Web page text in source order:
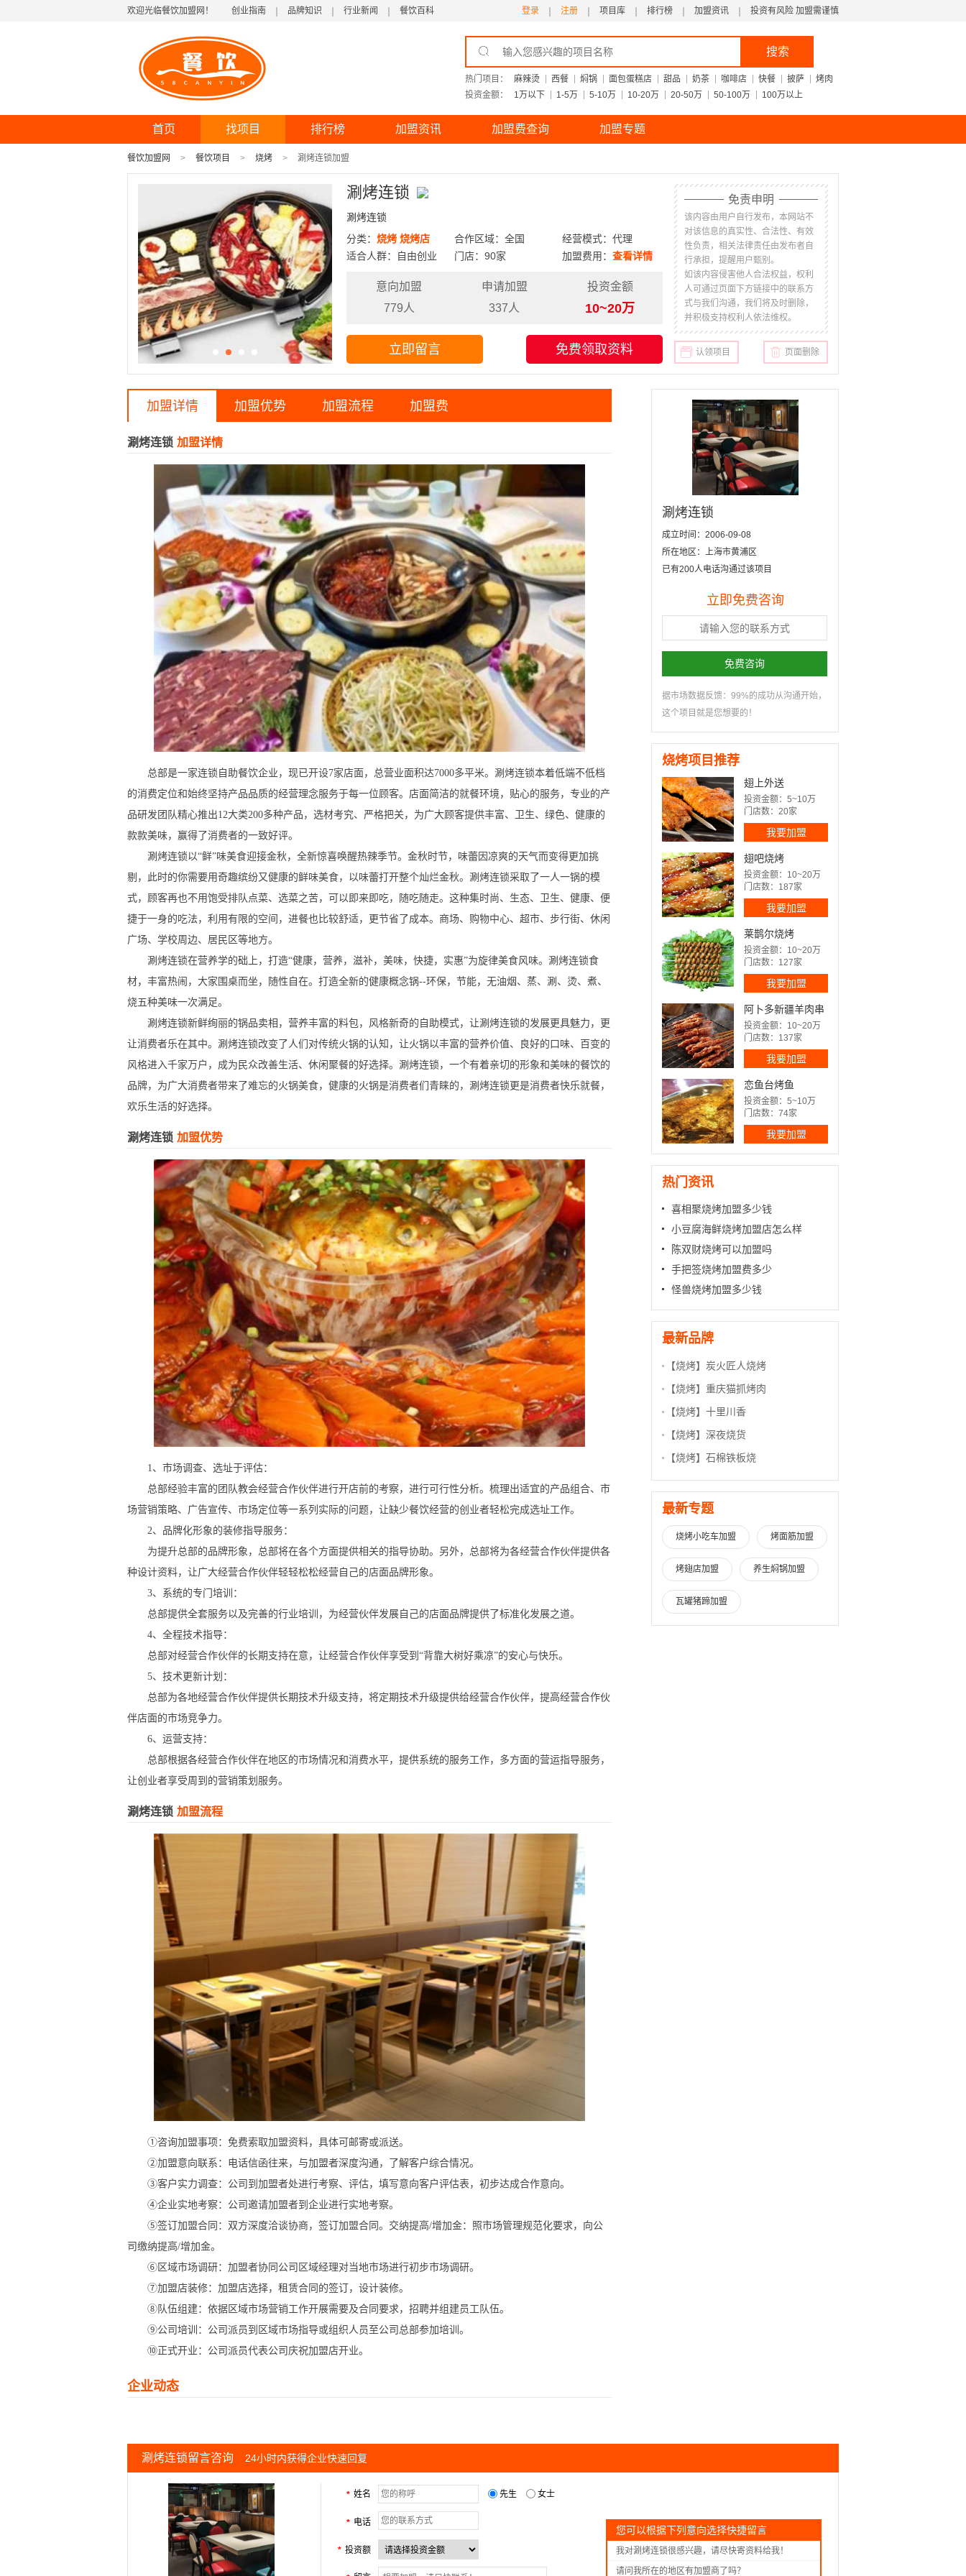
欢迎光临餐饮加盟网！ 创业指南 品牌知识 行业新闻 餐饮百科 投资有风险 加盟需谨慎
加盟资讯
排行榜
项目库
注册
登录
搜索
热门项目： 麻辣烫 西餐 焖锅 面包蛋糕店 甜品 奶茶 咖啡店 快餐 披萨
烤肉
投资金额：
1万以下 1-5万 5-10万 10-20万 20-50万 50-100万 100万以上
首页 找项目 排行榜 加盟资讯 加盟费查询 加盟专题
餐饮加盟网 餐饮项目 烧烤 涮烤连锁加盟
涮烤连锁
涮烤连锁
分类： 烧烤 烧烤店
适合人群：自由创业
合作区域：全国
门店：90家
经营模式：代理
加盟费用： 查看详情
意向加盟
779人
申请加盟
337人
投资金额
10~20万
立即留言 免费领取资料
免责申明
该内容由用户自行发布，本网站不
对该信息的真实性、合法性、有效
性负责，相关法律责任由发布者自
行承担，提醒用户甄别。
如该内容侵害他人合法权益，权利
人可通过页面下方链接中的联系方
式与我们沟通，我们将及时删除，
并积极支持权利人依法维权。
认领项目 页面删除
加盟详情 加盟优势 加盟流程 加盟费
涮烤连锁 加盟详情
总部是一家连锁自助餐饮企业，现已开设7家店面，总营业面积达7000多平米。涮烤连锁本着低端不低档
的消费定位和始终坚持产品品质的经营理念服务于每一位顾客。店面简洁的就餐环境，贴心的服务，专业的产
品研发团队精心推出12大类200多种产品，选材考究、严格把关，为广大顾客提供丰富、卫生、绿色、健康的
款款美味，赢得了消费者的一致好评。
涮烤连锁以“鲜”味美食迎接金秋，全新惊喜唤醒热辣季节。金秋时节，味蕾因凉爽的天气而变得更加挑
剔，此时的你需要用奇趣缤纷又健康的鲜味美食，以味蕾打开整个灿烂金秋。涮烤连锁采取了一人一锅的模
式，顾客再也不用饱受排队点菜、选菜之苦，可以即来即吃，随吃随走。这种集时尚、生态、卫生、健康、便
捷于一身的吃法，利用有限的空间，进餐也比较舒适，更节省了成本。商场、购物中心、超市、步行街、休闲
广场、学校周边、居民区等地方。
涮烤连锁在营养学的础上，打造“健康，营养，滋补，美味，快捷，实惠”为旋律美食风味。涮烤连锁食
材，丰富热闹，大家围桌而坐，随性自在。打造全新的健康概念锅--环保，节能，无油烟、蒸、涮、烫、煮、
烧五种美味一次满足。
涮烤连锁新鲜绚丽的锅品卖相，营养丰富的料包，风格新奇的自助模式，让涮烤连锁的发展更具魅力，更
让消费者乐在其中。涮烤连锁改变了人们对传统火锅的认知，让火锅以丰富的营养价值、良好的口味、百变的
风格进入千家万户，成为民众改善生活、休闲聚餐的好选择。涮烤连锁，一个有着亲切的形象和美味的餐饮的
品牌，为广大消费者带来了难忘的火锅美食，健康的火锅是消费者们青睐的，涮烤连锁更是消费者快乐就餐，
欢乐生活的好选择。
涮烤连锁 加盟优势
1、市场调查、选址于评估：
总部经验丰富的团队教会经营合作伙伴进行开店前的考察，进行可行性分析。梳理出适宜的产品组合、市
场营销策略、广告宣传、市场定位等一系列实际的问题，让缺少餐饮经营的创业者轻松完成选址工作。
2、品牌化形象的装修指导服务：
为提升总部的品牌形象，总部将在各个方面提供相关的指导协助。另外，总部将为各经营合作伙伴提供各
种设计资料，让广大经营合作伙伴轻轻松松经营自己的店面品牌形象。
3、系统的专门培训：
总部提供全套服务以及完善的行业培训，为经营伙伴发展自己的店面品牌提供了标准化发展之道。
4、全程技术指导：
总部对经营合作伙伴的长期支持在意，让经营合作伙伴享受到“背靠大树好乘凉”的安心与快乐。
5、技术更新计划：
总部为各地经营合作伙伴提供长期技术升级支持，将定期技术升级提供给经营合作伙伴，提高经营合作伙
伴店面的市场竞争力。
6、运营支持：
总部根据各经营合作伙伴在地区的市场情况和消费水平，提供系统的服务工作，多方面的营运指导服务，
让创业者享受周到的营销策划服务。
涮烤连锁 加盟流程
①咨询加盟事项：免费索取加盟资料，具体可邮寄或派送。
②加盟意向联系：电话信函往来，与加盟者深度沟通，了解客户综合情况。
③客户实力调查：公司到加盟者处进行考察、评估，填写意向客户评估表，初步达成合作意向。
④企业实地考察：公司邀请加盟者到企业进行实地考察。
⑤签订加盟合同：双方深度洽谈协商，签订加盟合同。交纳提高/增加金：照市场管理规范化要求，向公
司缴纳提高/增加金。
⑥区域市场调研：加盟者协同公司区域经理对当地市场进行初步市场调研。
⑦加盟店装修：加盟店选择，租赁合同的签订，设计装修。
⑧队伍组建：依据区域市场营销工作开展需要及合同要求，招聘并组建员工队伍。
⑨公司培训：公司派员到区域市场指导或组织人员至公司总部参加培训。
⑩正式开业：公司派员代表公司庆祝加盟店开业。
企业动态
涮烤连锁
成立时间：2006-09-08
所在地区：上海市黄浦区
已有200人电话沟通过该项目
立即免费咨询
免费咨询
据市场数据反馈：99%的成功从沟通开始，
这个项目就是您想要的！
烧烤项目推荐
翅上外送
投资金额：5~10万
门店数：20家
我要加盟
翅吧烧烤
投资金额：10~20万
门店数：187家
我要加盟
莱鹊尔烧烤
投资金额：10~20万
门店数：127家
我要加盟
阿卜多新疆羊肉串
投资金额：10~20万
门店数：137家
我要加盟
恋鱼台烤鱼
投资金额：5~10万
门店数：74家
我要加盟
热门资讯
喜相聚烧烤加盟多少钱
小豆腐海鲜烧烤加盟店怎么样
陈双财烧烤可以加盟吗
手把签烧烤加盟费多少
怪兽烧烤加盟多少钱
最新品牌
【烧烤】 炭火匠人烧烤
【烧烤】 重庆猫抓烤肉
【烧烤】 十里川香
【烧烤】 深夜烧货
【烧烤】 石棉铁板烧
最新专题
烧烤小吃车加盟 烤面筋加盟
烤翅店加盟 养生焖锅加盟
瓦罐猪蹄加盟
涮烤连锁留言咨询 24小时内获得企业快速回复
您可以根据下列意向选择快捷留言
我对涮烤连锁很感兴趣，请尽快寄资料给我！
请问我所在的地区有加盟商了吗？
* 姓名 先生 女士
* 电话
* 投资额